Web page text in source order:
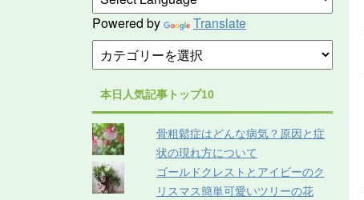
Powered by Translate
本日人気記事トップ10
骨粗鬆症はどんな病気？原因と症
状の現れ方について
ゴールドクレストとアイビーのク
リスマス簡単可愛いツリーの花